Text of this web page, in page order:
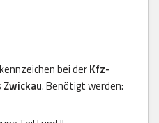
bei derKfz-
. Benötigt werden: